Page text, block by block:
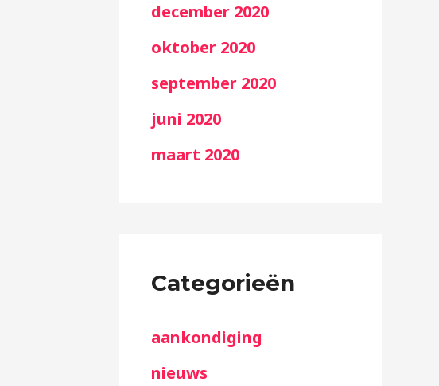
december 2020
oktober 2020
september 2020
juni 2020
maart 2020
Categorieën
aankondiging
nieuws